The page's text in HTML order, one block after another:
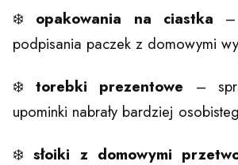
❄️ opakowania na ciastka –
podpisania paczek z domowymi
❄️torebki prezentowe –
upominki nabrały bardziej
❄️słoiki z domowymi